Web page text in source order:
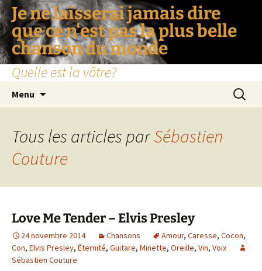
Je ne laisserai jamais dire
que ce n'est pas la plus belle
chanson du monde
Quelle est la vôtre?
Menu
Tous les articles parSébastien
Couture
Love Me Tender – Elvis Presley
24 novembre 2014 Chansons Amour, Caresse, Cocon,
Con, Elvis Presley, Éternité, Guitare, Minette, Oreille, Vin, Voix
Sébastien Couture